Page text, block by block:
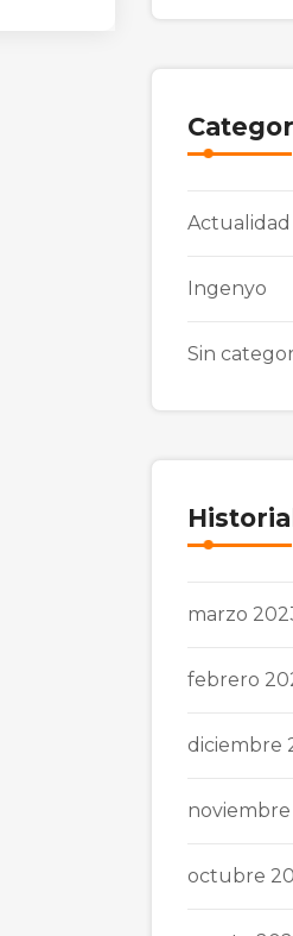
Actualidad
Ingenyo
Sin
marzo
febrero
diciembre
octubre